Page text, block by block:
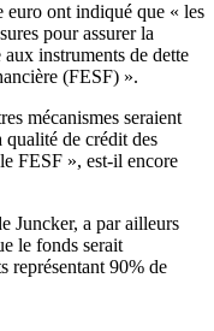
euro ont indiqué que « les
pour assurer la
instruments de dette
(FESF) ».
mécanismes seraient
qualité de crédit des
FESF », est-il encore
Juncker, a par ailleurs
le fonds serait
représentant 90% de